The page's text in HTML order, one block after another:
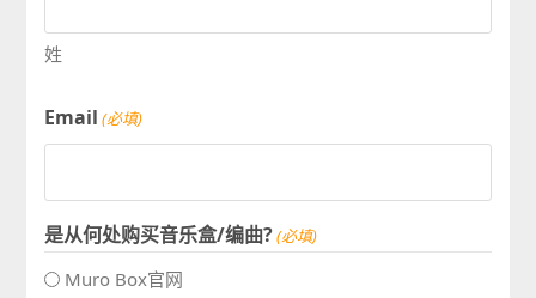
姓
Email (必填)
是从何处购买音乐盒/编曲?(必填)
Muro Box官网